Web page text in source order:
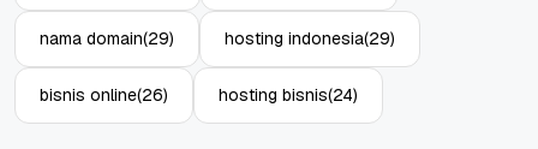
nama domain(29) hosting indonesia(29)
bisnis online(26) hosting bisnis(24)